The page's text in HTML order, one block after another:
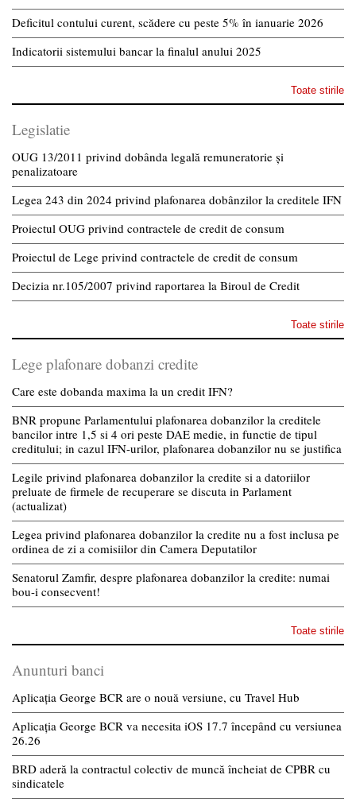
Deficitul contului curent, scădere cu peste 5% în ianuarie 2026
Indicatorii sistemului bancar la finalul anului 2025
Toate stirile
Legislatie
OUG 13/2011 privind dobânda legală remuneratorie și
penalizatoare
Legea 243 din 2024 privind plafonarea dobânzilor la creditele IFN
Proiectul OUG privind contractele de credit de consum
Proiectul de Lege privind contractele de credit de consum
Decizia nr.105/2007 privind raportarea la Biroul de Credit
Toate stirile
Lege plafonare dobanzi credite
Care este dobanda maxima la un credit IFN?
BNR propune Parlamentului plafonarea dobanzilor la creditele
bancilor intre 1,5 si 4 ori peste DAE medie, in functie de tipul
creditului; in cazul IFN-urilor, plafonarea dobanzilor nu se justifica
Legile privind plafonarea dobanzilor la credite si a datoriilor
preluate de firmele de recuperare se discuta in Parlament
(actualizat)
Legea privind plafonarea dobanzilor la credite nu a fost inclusa pe
ordinea de zi a comisiilor din Camera Deputatilor
Senatorul Zamfir, despre plafonarea dobanzilor la credite: numai
bou-i consecvent!
Toate stirile
Anunturi banci
Aplicația George BCR are o nouă versiune, cu Travel Hub
Aplicația George BCR va necesita iOS 17.7 începând cu versiunea
26.26
BRD aderă la contractul colectiv de muncă încheiat de CPBR cu
sindicatele